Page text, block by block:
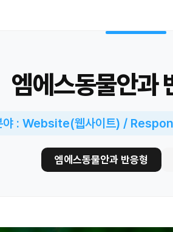
엠에스동물안과
야 : Website(웹사이트) /
엠에스동물안과 반응형